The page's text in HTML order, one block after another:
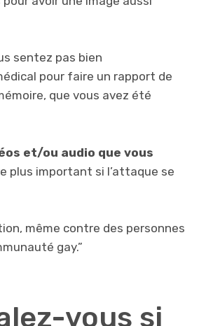
sentez pas bien
pour faire un rapport de
que vous avez été
et/ou audio que vous
plus important si l’attaque se
même contre des personnes
gay.”
vous si